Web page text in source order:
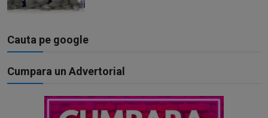
Cauta pe google
Cumpara un Advertorial